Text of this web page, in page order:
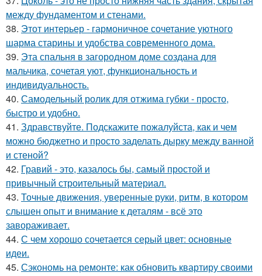
между фундаментом и стенами.
38. Этот интерьер - гармоничное сочетание уютного
шарма старины и удобства современного дома.
39. Эта спальня в загородном доме создана для
мальчика, сочетая уют, функциональность и
индивидуальность.
40. Самодельный ролик для отжима губки - просто,
быстро и удобно.
41. Здравствуйте. Подскажите пожалуйста, как и чем
можно бюджетно и просто заделать дырку между ванной
и стеной?
42. Гравий - это, казалось бы, самый простой и
привычный строительный материал.
43. Точные движения, уверенные руки, ритм, в котором
слышен опыт и внимание к деталям - всё это
завораживает.
44. С чем хорошо сочетается серый цвет: основные
идеи.
45. Сэкономь на ремонте: как обновить квартиру своими